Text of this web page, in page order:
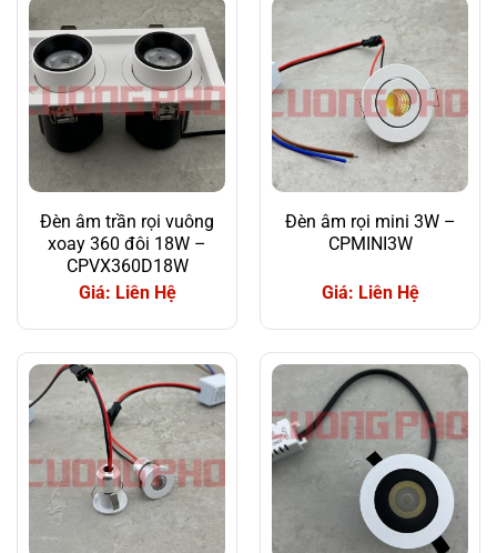
Đèn âm trần rọi vuông
xoay 360 đôi 18W –
CPVX360D18W
Giá: Liên Hệ
Đèn âm rọi mini 3W –
CPMINI3W
Giá: Liên Hệ